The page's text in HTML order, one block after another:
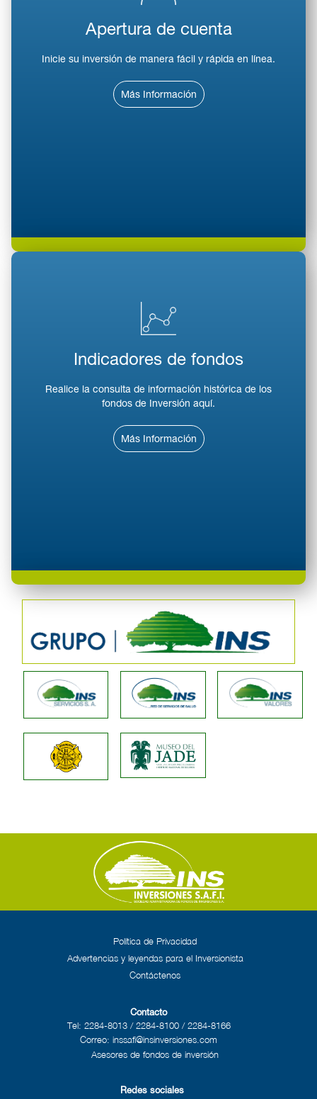
Apertura de cuenta
Inicie su inversión de manera fácil y rápida en línea.
Más Información
Indicadores de fondos
Realice la consulta de información histórica de los
fondos de Inversión aquí.
Más Información
Política de Privacidad
Advertencias y leyendas para el Inversionista
Contáctenos
Contacto
Tel: 2284-8013 / 2284-8100 / 2284-8166
Correo: inssafi@insinversiones.com
Asesores de fondos de inversión
Redes sociales